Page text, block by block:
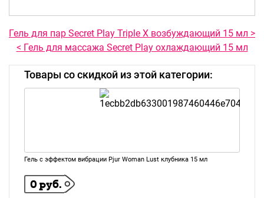
Гель для пар Secret Play Triple X возбуждающий 15 мл >
< Гель для массажа Secret Play охлаждающий 15 мл
Товары со скидкой из этой категории:
Гель с эффектом вибрации Pjur Woman Lust клубника 15 мл
0 руб.